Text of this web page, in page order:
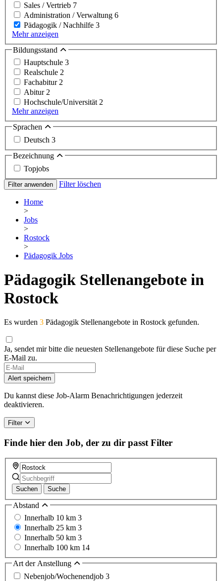
Sales / Vertrieb 7
Administration / Verwaltung 6
Pädagogik / Nachhilfe 3
Mehr anzeigen
Bildungsstand
Hauptschule 3
Realschule 2
Fachabitur2
Abitur2
Hochschule/Universität2
Mehr anzeigen
Sprachen
Deutsch 3
Bezeichnung
Topjobs
Filter anwenden Filter löschen
Home
>
Jobs
>
Rostock
>
Pädagogik Jobs
Pädagogik Stellenangebote in
Rostock
Es wurden 3 Pädagogik Stellenangebote in Rostock gefunden.
Ja, sendet mir bitte die neuesten Stellenangebote für diese Suche per
E-Mail zu.
If
you
are
a
human,
this
field
Alert speichern
Du kannst diese Job-Alarm Benachrichtigungen jederzeit
deaktivieren.
Filter
Finde hier den Job, der zu dir passt Filter
Suchen Suche
Abstand
Innerhalb 10 km 3
Innerhalb 25 km 3
Innerhalb 50 km 3
Innerhalb 100 km 14
Art der Anstellung
Nebenjob/Wochenendjob 3